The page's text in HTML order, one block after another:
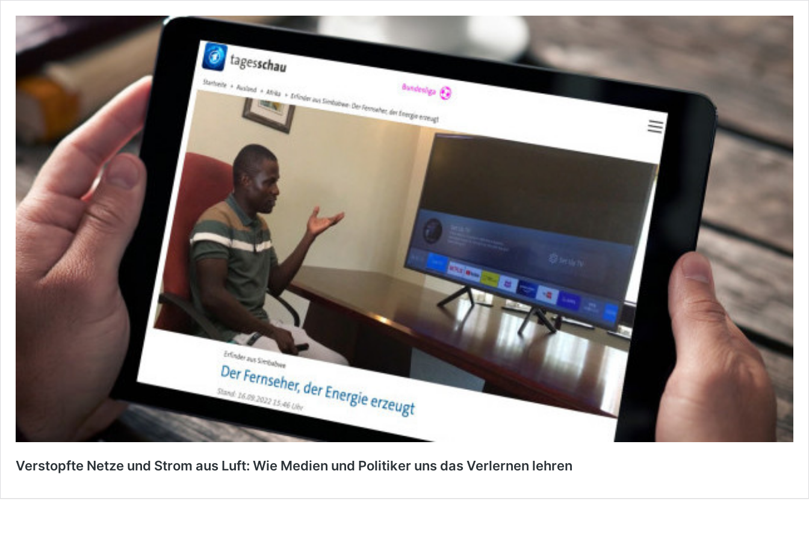
Verstopfte Netze und Strom aus Luft: Wie Medien und Politiker uns das Verlernen lehren